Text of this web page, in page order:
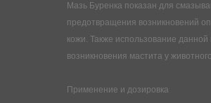
Мазь Буренка показан для
предотвращения возникновений
кожи. Также использование
возникновения мастита у
Применение и дозировка